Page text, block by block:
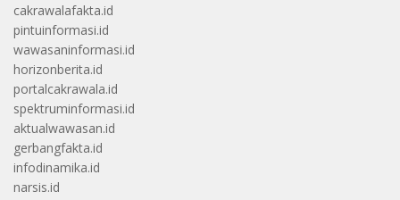
cakrawalafakta.id
pintuinformasi.id
wawasaninformasi.id
horizonberita.id
portalcakrawala.id
spektruminformasi.id
aktualwawasan.id
gerbangfakta.id
infodinamika.id
narsis.id